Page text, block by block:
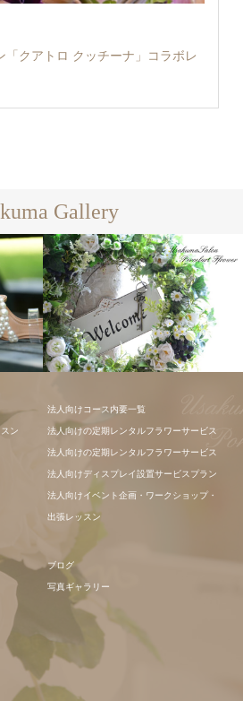
「クアトロ クッチーナ」コラボレ
Gallery
ンジメント
ン
法人向けコース内要一覧
法人向けの定期レンタルフラワーサービス
法人向けの定期レンタルフラワーサービス
法人向けディスプレイ設置サービスプラン
法人向けイベント企画・ワークショップ・
出張レッスン
ブログ
写真ギャラリー